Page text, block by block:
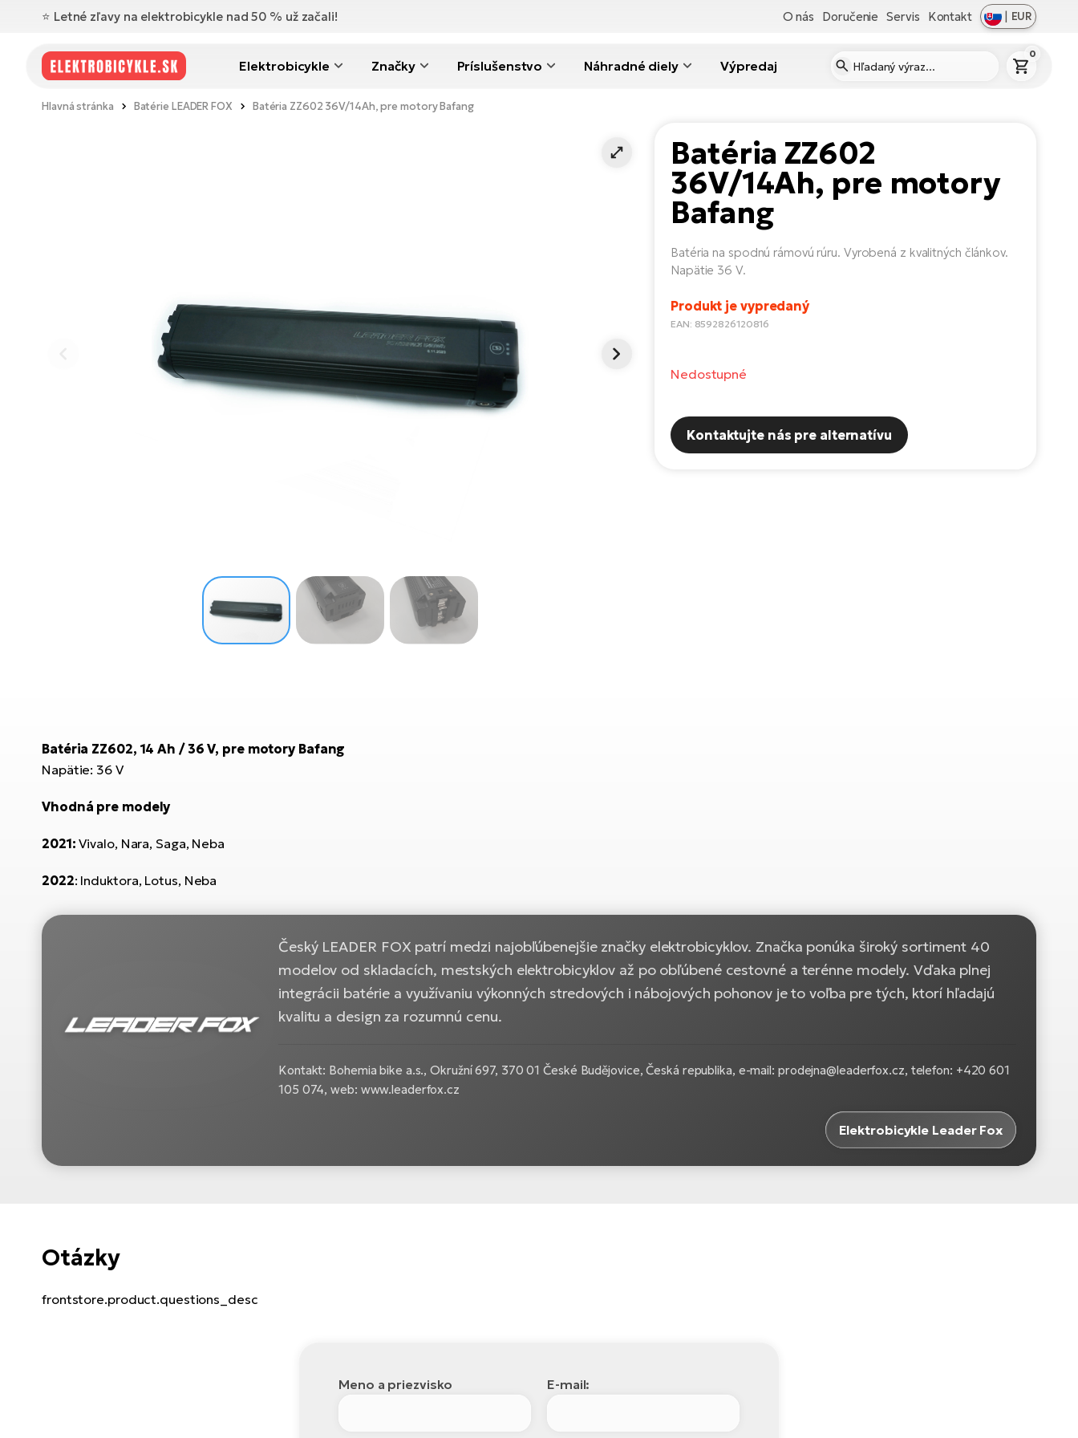
⭐️ Letné zľavy na elektrobicykle nad 50 % už začali! O nás Doručenie Servis Kontakt | EUR
Elektrobicykle Značky Príslušenstvo Náhradné diely Výpredaj
0
Hlavná stránka Batérie LEADER FOX Batéria ZZ602 36V/14Ah, pre motory Bafang
Batéria ZZ602
36V/14Ah, pre motory
Bafang
Batéria na spodnú rámovú rúru. Vyrobená z kvalitných článkov.
Napätie 36 V.
Produkt je vypredaný
EAN: 8592826120816
Nedostupné
Kontaktujte nás pre alternatívu
Batéria ZZ602, 14 Ah / 36 V, pre motory Bafang
Napätie: 36 V
Vhodná pre modely
2021: Vivalo, Nara, Saga, Neba
2022: Induktora, Lotus, Neba
Český LEADER FOX patrí medzi najobľúbenejšie značky elektrobicyklov. Značka ponúka široký sortiment 40
modelov od skladacích, mestských elektrobicyklov až po obľúbené cestovné a terénne modely. Vďaka plnej
integrácii batérie a využívaniu výkonných stredových i nábojových pohonov je to voľba pre tých, ktorí hľadajú
kvalitu a design za rozumnú cenu.
Kontakt: Bohemia bike a.s., Okružní 697, 370 01 České Budějovice, Česká republika, e-mail: prodejna@leaderfox.cz, telefon: +420 601
105 074, web: www.leaderfox.cz
Elektrobicykle Leader Fox
Otázky
frontstore.product.questions_desc
Meno a priezvisko E-mail: